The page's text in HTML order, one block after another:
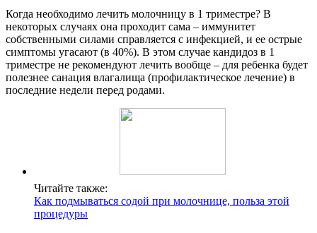
Когда необходимо лечить молочницу в 1 триместре? В
некоторых случаях она проходит сама – иммунитет
собственными силами справляется с инфекцией, и ее острые
симптомы угасают (в 40%). В этом случае кандидоз в 1
триместре не рекомендуют лечить вообще – для ребенка будет
полезнее санация влагалища (профилактическое лечение) в
последние недели перед родами.
Читайте также:
Как подмываться содой при молочнице, польза этой
процедуры